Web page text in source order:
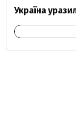
Україна